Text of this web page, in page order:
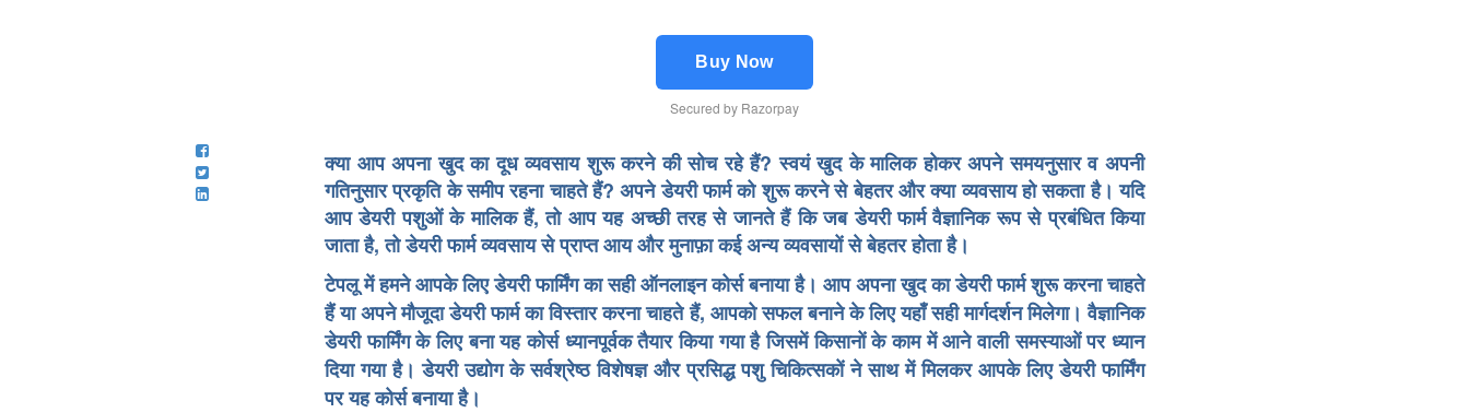
Buy Now
Secured by Razorpay
क्या आप अपना खुद का दूध व्यवसाय शुरू करने की सोच रहे हैं? स्वयं खुद के मालिक होकर अपने समयनुसार व अपनी
गतिनुसार प्रकृति के समीप रहना चाहते हैं? अपने डेयरी फार्म को शुरू करने से बेहतर और क्या व्यवसाय हो सकता है। यदि
आप डेयरी पशुओं के मालिक हैं, तो आप यह अच्छी तरह से जानते हैं कि जब डेयरी फार्म वैज्ञानिक रूप से प्रबंधित किया
जाता है, तो डेयरी फार्म व्यवसाय से प्राप्त आय और मुनाफ़ा कई अन्य व्यवसायों से बेहतर होता है।
टेपलू में हमने आपके लिए डेयरी फार्मिंग का सही ऑनलाइन कोर्स बनाया है। आप अपना खुद का डेयरी फार्म शुरू करना चाहते
हैं या अपने मौजूदा डेयरी फार्म का विस्तार करना चाहते हैं, आपको सफल बनाने के लिए यहाँ सही मार्गदर्शन मिलेगा। वैज्ञानिक
डेयरी फार्मिंग के लिए बना यह कोर्स ध्यानपूर्वक तैयार किया गया है जिसमें किसानों के काम में आने वाली समस्याओं पर ध्यान
दिया गया है। डेयरी उद्योग के सर्वश्रेष्ठ विशेषज्ञ और प्रसिद्ध पशु चिकित्सकों ने साथ में मिलकर आपके लिए डेयरी फार्मिंग
पर यह कोर्स बनाया है।